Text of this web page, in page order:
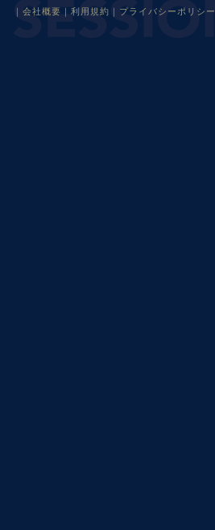
会社概要 利用規約 プライバシーポリシー